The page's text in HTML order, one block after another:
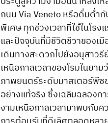
ถนน Via Veneto หรือดื่มด่ำ
พิเศษ ทุกช่วงเวลาที่ใช้ในโร
และปัจจุบันที่มีชีวิตชีวาของเ
เดินทางสะดวกไปยังอนุสาว
เหนือกาลเวลาของโรมในยา
ภาพยนตร์ระดับมาสเตอร์พีซ
อย่างแท้จริง ซึ่งเฉลิมฉลอง
งามเหนือกาลเวลามาพบกั